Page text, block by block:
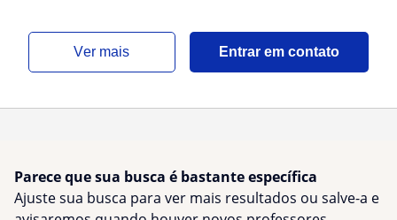
ver mais Entrar em contato
Parece que sua busca é bastante específica
Ajuste sua busca para ver mais resultados ou salve-a e